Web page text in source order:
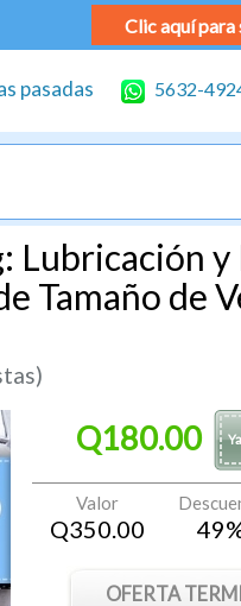
Clic aquí
pasadas 5632-
Lubricación y
Tamaño de
Q180.00
Valor
Q350.00 49
OFERTA